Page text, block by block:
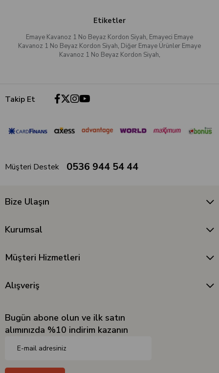
Etiketler
Emaye Kavanoz 1 No Beyaz Kordon Siyah, Emayeci Emaye
Kavanoz 1 No Beyaz Kordon Siyah, Diğer Emaye Ürünler Emaye
Kavanoz 1 No Beyaz Kordon Siyah,
Takip Et
Müşteri Destek 0536 944 54 44
Bize Ulaşın
Kurumsal
Müşteri Hizmetleri
Alışveriş
Bugün abone olun ve ilk satın
alımınızda %10 indirim kazanın